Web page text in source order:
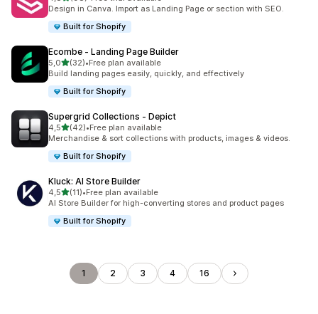
Totalt 98 omtaler
Design in Canva. Import as Landing Page or section with SEO.
Built for Shopify
Ecombe ‑ Landing Page Builder
5,0av 5 stjerner
(32)
Totalt 32 omtaler
•Free plan available
Build landing pages easily, quickly, and effectively
Built for Shopify
Supergrid Collections ‑ Depict
4,5av 5 stjerner
(42)
Totalt 42 omtaler
•Free plan available
Merchandise & sort collections with products, images & videos.
Built for Shopify
Kluck: AI Store Builder
4,5av 5 stjerner
(11)
Totalt 11 omtaler
•Free plan available
AI Store Builder for high-converting stores and product pages
Built for Shopify
1 2 3 4 16